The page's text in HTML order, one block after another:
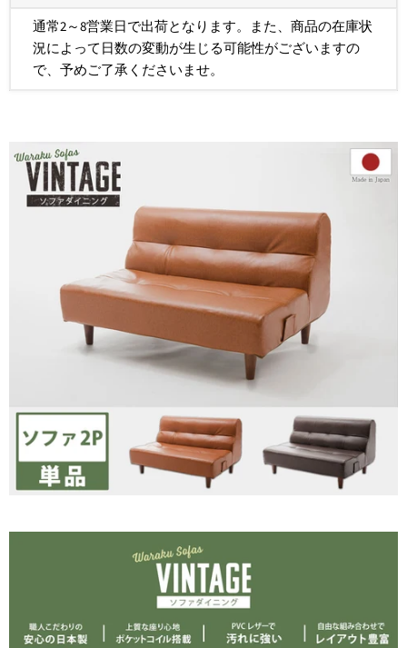
通常2～8営業日で出荷となります。また、商品の在庫状
況によって日数の変動が生じる可能性がございますの
で、予めご了承くださいませ。